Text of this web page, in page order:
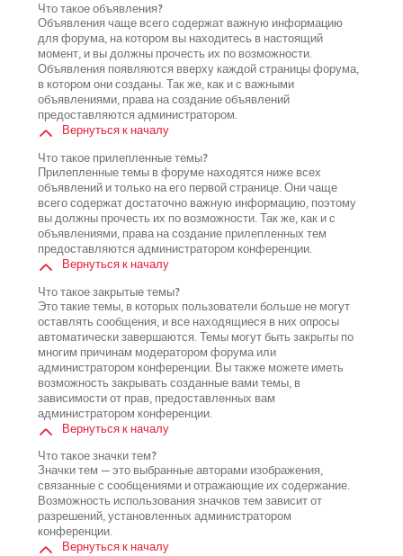
Что такое объявления?
Объявления чаще всего содержат важную информацию
для форума, на котором вы находитесь в настоящий
момент, и вы должны прочесть их по возможности.
Объявления появляются вверху каждой страницы форума,
в котором они созданы. Так же, как и с важными
объявлениями, права на создание объявлений
предоставляются администратором.
Вернуться к началу
Что такое прилепленные темы?
Прилепленные темы в форуме находятся ниже всех
объявлений и только на его первой странице. Они чаще
всего содержат достаточно важную информацию, поэтому
вы должны прочесть их по возможности. Так же, как и с
объявлениями, права на создание прилепленных тем
предоставляются администратором конференции.
Вернуться к началу
Что такое закрытые темы?
Это такие темы, в которых пользователи больше не могут
оставлять сообщения, и все находящиеся в них опросы
автоматически завершаются. Темы могут быть закрыты по
многим причинам модератором форума или
администратором конференции. Вы также можете иметь
возможность закрывать созданные вами темы, в
зависимости от прав, предоставленных вам
администратором конференции.
Вернуться к началу
Что такое значки тем?
Значки тем — это выбранные авторами изображения,
связанные с сообщениями и отражающие их содержание.
Возможность использования значков тем зависит от
разрешений, установленных администратором
конференции.
Вернуться к началу